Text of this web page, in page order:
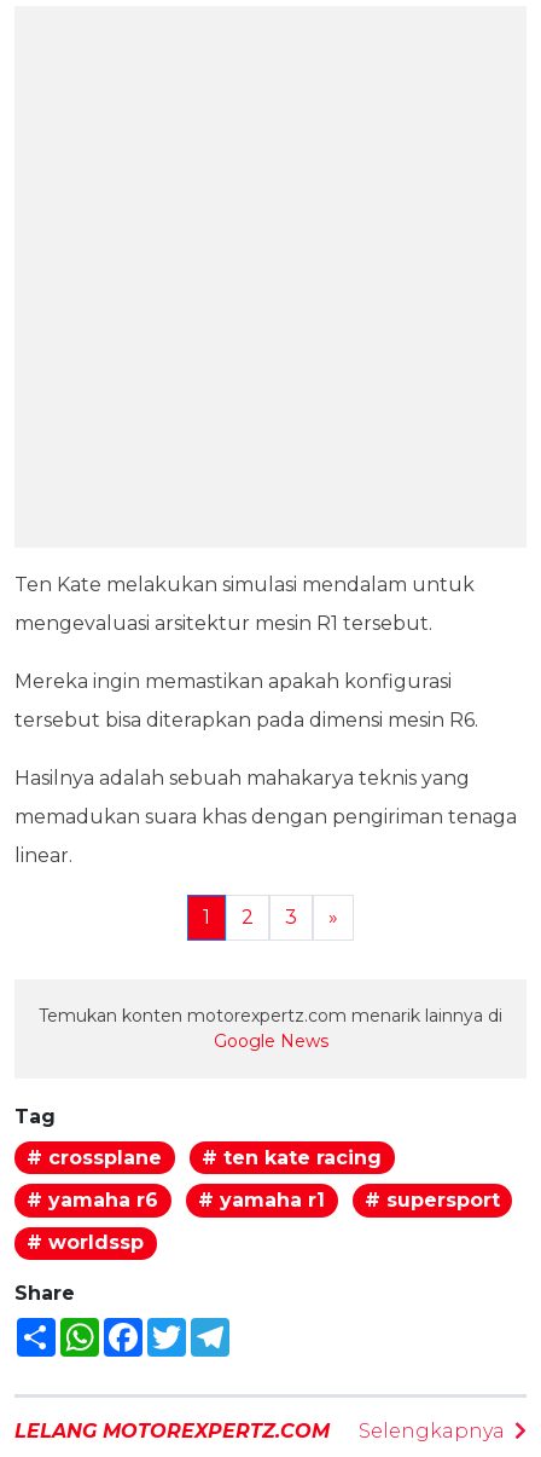
Ten Kate melakukan simulasi mendalam untuk
mengevaluasi arsitektur mesin R1 tersebut.
Mereka ingin memastikan apakah konfigurasi
tersebut bisa diterapkan pada dimensi mesin R6.
Hasilnya adalah sebuah mahakarya teknis yang
memadukan suara khas dengan pengiriman tenaga
linear.
1 2 3 »
Temukan konten motorexpertz.com menarik lainnya di
Google News
Tag
# crossplane
# ten kate racing
# yamaha r6
# yamaha r1
# supersport
# worldssp
Share
Share WhatsAppFacebook
Twitter
LELANG MOTOREXPERTZ.COM Selengkapnya